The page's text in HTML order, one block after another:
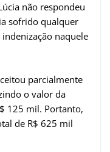
não respondeu
sofrido qualquer
naquele
parcialmente
o valor da
125 mil. Portanto,
de R$ 625 mil